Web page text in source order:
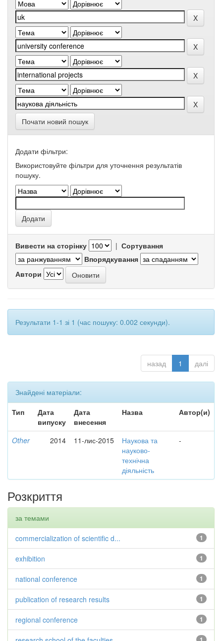
Почати новий пошук
Додати фільтри:
Використовуйте фільтри для уточнення результатів
пошуку.
Вивести на сторінку | Сортування
Впорядкування
Автори
Результати 1-1 зі 1 (час пошуку: 0.002 секунди).
назад 1 далі
Знайдені матеріали:
Тип
Дата
випуску
Дата
внесення
Назва Автор(и)
Other 2014 11-лис-2015
Наукова та
науково-
технічна
діяльність
-
Розкриття
за темами
1
commercialization of scientific d...
1
exhibition
1
national conference
1
publication of research results
1
regional conference